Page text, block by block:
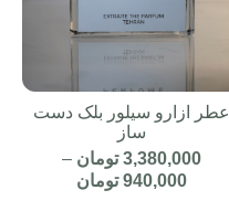
عطر ازارو سیلور بلک دست
ساز
3,380,000 تومان –
940,000 تومان